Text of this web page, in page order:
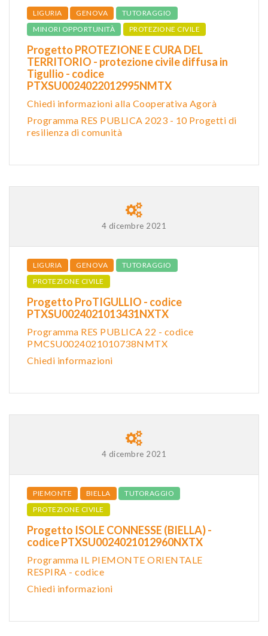
LIGURIA GENOVA
TUTORAGGIO
MINORI OPPORTUNITÀ
PROTEZIONE CIVILE
Progetto PROTEZIONE E CURA DEL
TERRITORIO - protezione civile diffusa in
Tigullio - codice
PTXSU0024022012995NMTX
Chiedi informazioni alla Cooperativa Agorà
Programma RES PUBLICA 2023 - 10 Progetti di
resilienza di comunità
4 dicembre 2021
LIGURIA GENOVA
TUTORAGGIO
PROTEZIONE CIVILE
Progetto ProTIGULLIO - codice
PTXSU0024021013431NXTX
Programma RES PUBLICA 22 - codice
PMCSU0024021010738NMTX
Chiedi informazioni
4 dicembre 2021
PIEMONTE BIELLA
TUTORAGGIO
PROTEZIONE CIVILE
Progetto ISOLE CONNESSE (BIELLA) -
codice PTXSU0024021012960NXTX
Programma IL PIEMONTE ORIENTALE
RESPIRA - codice
Chiedi informazioni